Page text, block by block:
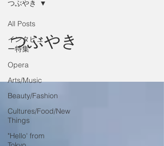
All Posts
インタビュ
ー特集
Opera
Arts/Music
Beauty/Fashion
Cultures/Food/New
Things
"Hello' from
つぶやき
つぶやき